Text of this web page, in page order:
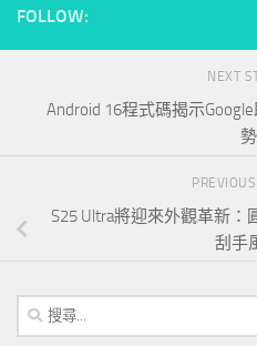
FOLLOW:
NEXT
Android 16程式碼揭示
勢
S25 Ultra將迎來外觀革新
刮手
搜
尋